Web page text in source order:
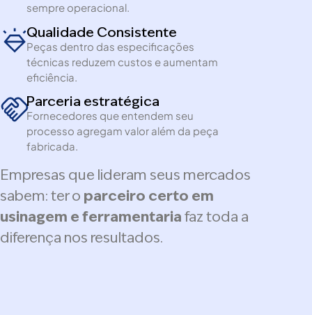
sempre operacional.
Qualidade Consistente
Peças dentro das especificações
técnicas reduzem custos e aumentam
eficiência.
Parceria estratégica
Fornecedores que entendem seu
processo agregam valor além da peça
fabricada.
Empresas que lideram seus mercados
sabem: ter o parceiro certo em
usinagem e ferramentariafaz toda a
diferença nos resultados.